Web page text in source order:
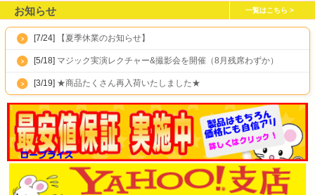
お知らせ 一覧はこちら
[7/24] 【夏季休業のお知らせ】
[5/18] マジック実演レクチャー&撮影会を開催（8月残席わずか）
[3/19] ★商品たくさん再入荷いたしました★